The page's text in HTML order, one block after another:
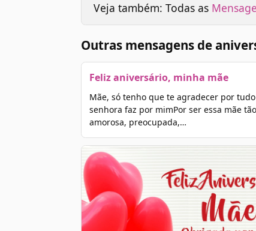
Veja também: Todas as
Outras mensagens de
Feliz aniversário, minha mãe
Mãe, só tenho que te agradecer por
senhora faz por mimPor ser essa mãe tão
amorosa, preocupada,…